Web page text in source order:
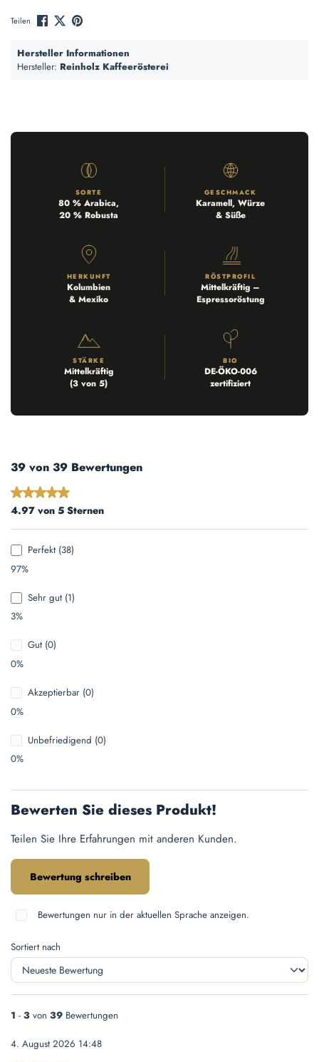
Teilen
Hersteller Informationen
Hersteller: Reinholz Kaffeerösterei
SORTE
80 % Arabica,
20 % Robusta
GESCHMACK
Karamell, Würze
& Süße
HERKUNFT
Kolumbien
& Mexiko
RÖSTPROFIL
Mittelkräftig –
Espressoröstung
STÄRKE
Mittelkräftig
(3 von 5)
BIO
DE-ÖKO-006
zertifiziert
39 von 39 Bewertungen
Durchschnittliche Bewertung von 4.97 von 5 Sternen
4.97 von 5 Sternen
Perfekt (38)
97%
Sehr gut (1)
3%
Gut (0)
0%
Akzeptierbar (0)
0%
Unbefriedigend (0)
0%
Bewerten Sie dieses Produkt!
Teilen Sie Ihre Erfahrungen mit anderen Kunden.
Bewertung schreiben
Bewertungen nur in der aktuellen Sprache anzeigen.
Sortiert nach
1 - 3 von 39 Bewertungen
4. August 2026 14:48